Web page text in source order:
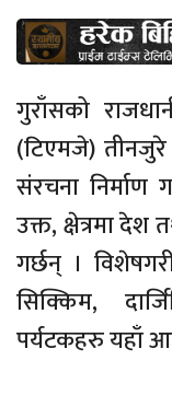
गुराँसको
(टिएमजे) तीनजुरे
संरचना
उक्त, क्षेत्रमा
गर्छन् ।
सिक्किम,
पर्यटकहरु यहाँ